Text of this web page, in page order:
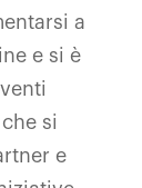
a
e si è
si
e